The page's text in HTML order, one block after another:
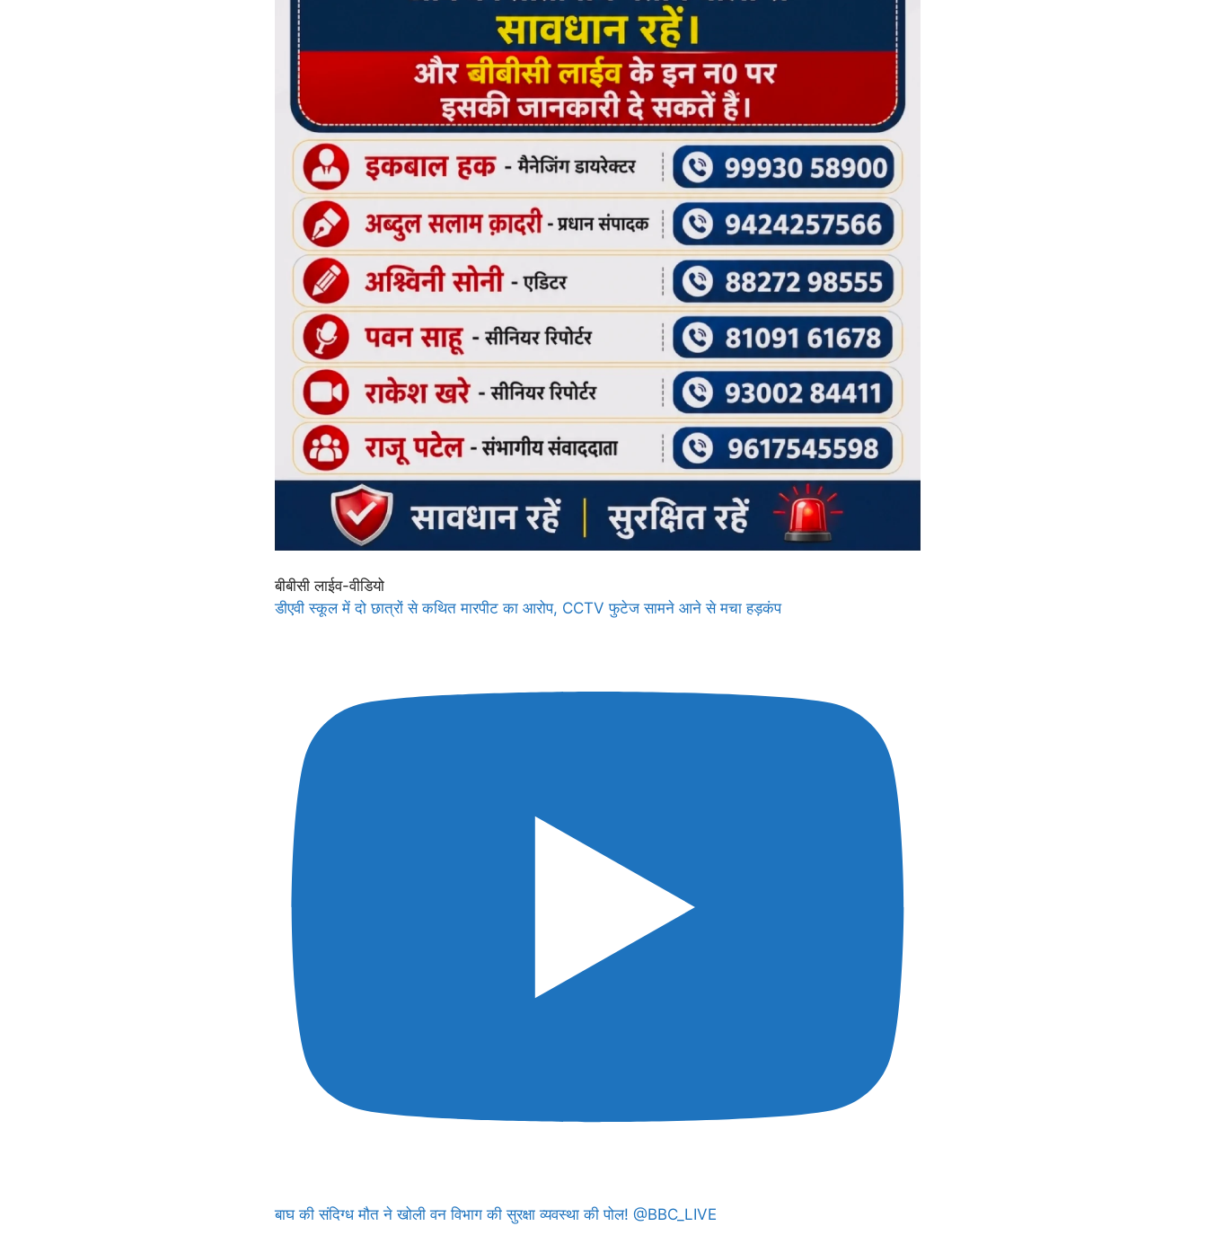
बीबीसी लाईव-वीडियो
डीएवी स्कूल में दो छात्रों से कथित मारपीट का आरोप, CCTV फुटेज सामने आने से मचा हड़कंप
बाघ की संदिग्ध मौत ने खोली वन विभाग की सुरक्षा व्यवस्था की पोल! @BBC_LIVE